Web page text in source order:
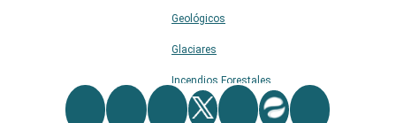
Geológicos
Glaciares
Incendios Forestales
Naturaleza